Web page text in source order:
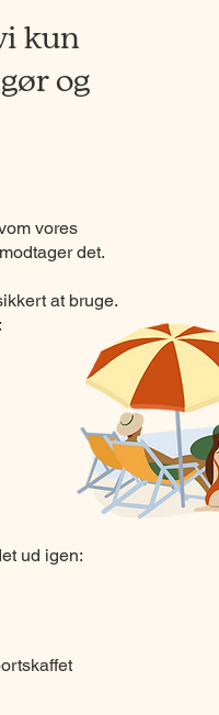
kun
og
vores
det.
at bruge.
ud igen: